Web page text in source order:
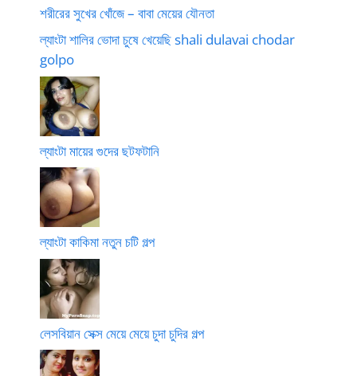
শরীরের সুখের খোঁজে – বাবা মেয়ের যৌনতা
ল্যাংটা শালির ভোদা চুষে খেয়েছি shali dulavai chodar
golpo
ল্যাংটা মায়ের গুদের ছটফটানি
ল্যাংটা কাকিমা নতুন চটি গল্প
লেসবিয়ান সেক্স মেয়ে মেয়ে চুদা চুদির গল্প